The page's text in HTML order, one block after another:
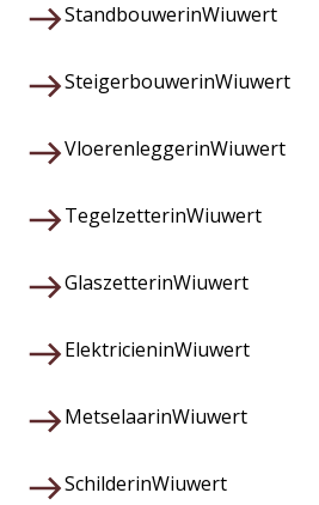
StandbouwerinWiuwert
SteigerbouwerinWiuwert
VloerenleggerinWiuwert
TegelzetterinWiuwert
GlaszetterinWiuwert
ElektricieninWiuwert
MetselaarinWiuwert
SchilderinWiuwert